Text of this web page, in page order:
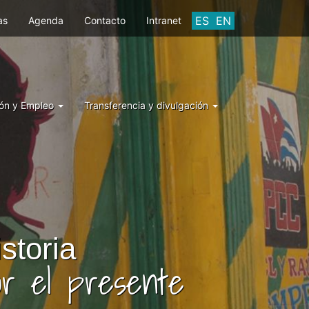
ES EN
Agenda Contacto Intranet
y Empleo Transferencia y divulgación
el presente